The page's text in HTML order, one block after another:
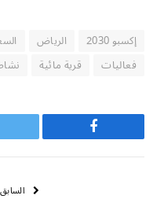
إكسبو 2030 الرياض
فعاليات
قرية مائية
فيسبوك
السابق